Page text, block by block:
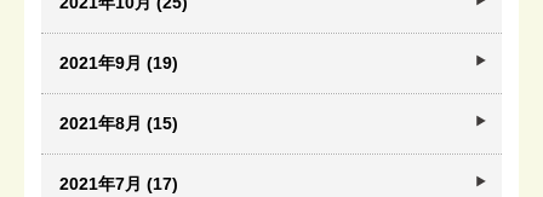
2021年9月 (19)
2021年8月 (15)
2021年7月 (17)